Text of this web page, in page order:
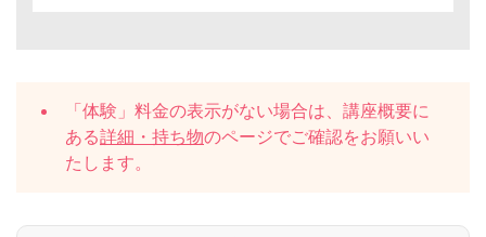
「体験」料金の表示がない場合は、講座概要に
ある詳細・持ち物のページでご確認をお願いい
たします。